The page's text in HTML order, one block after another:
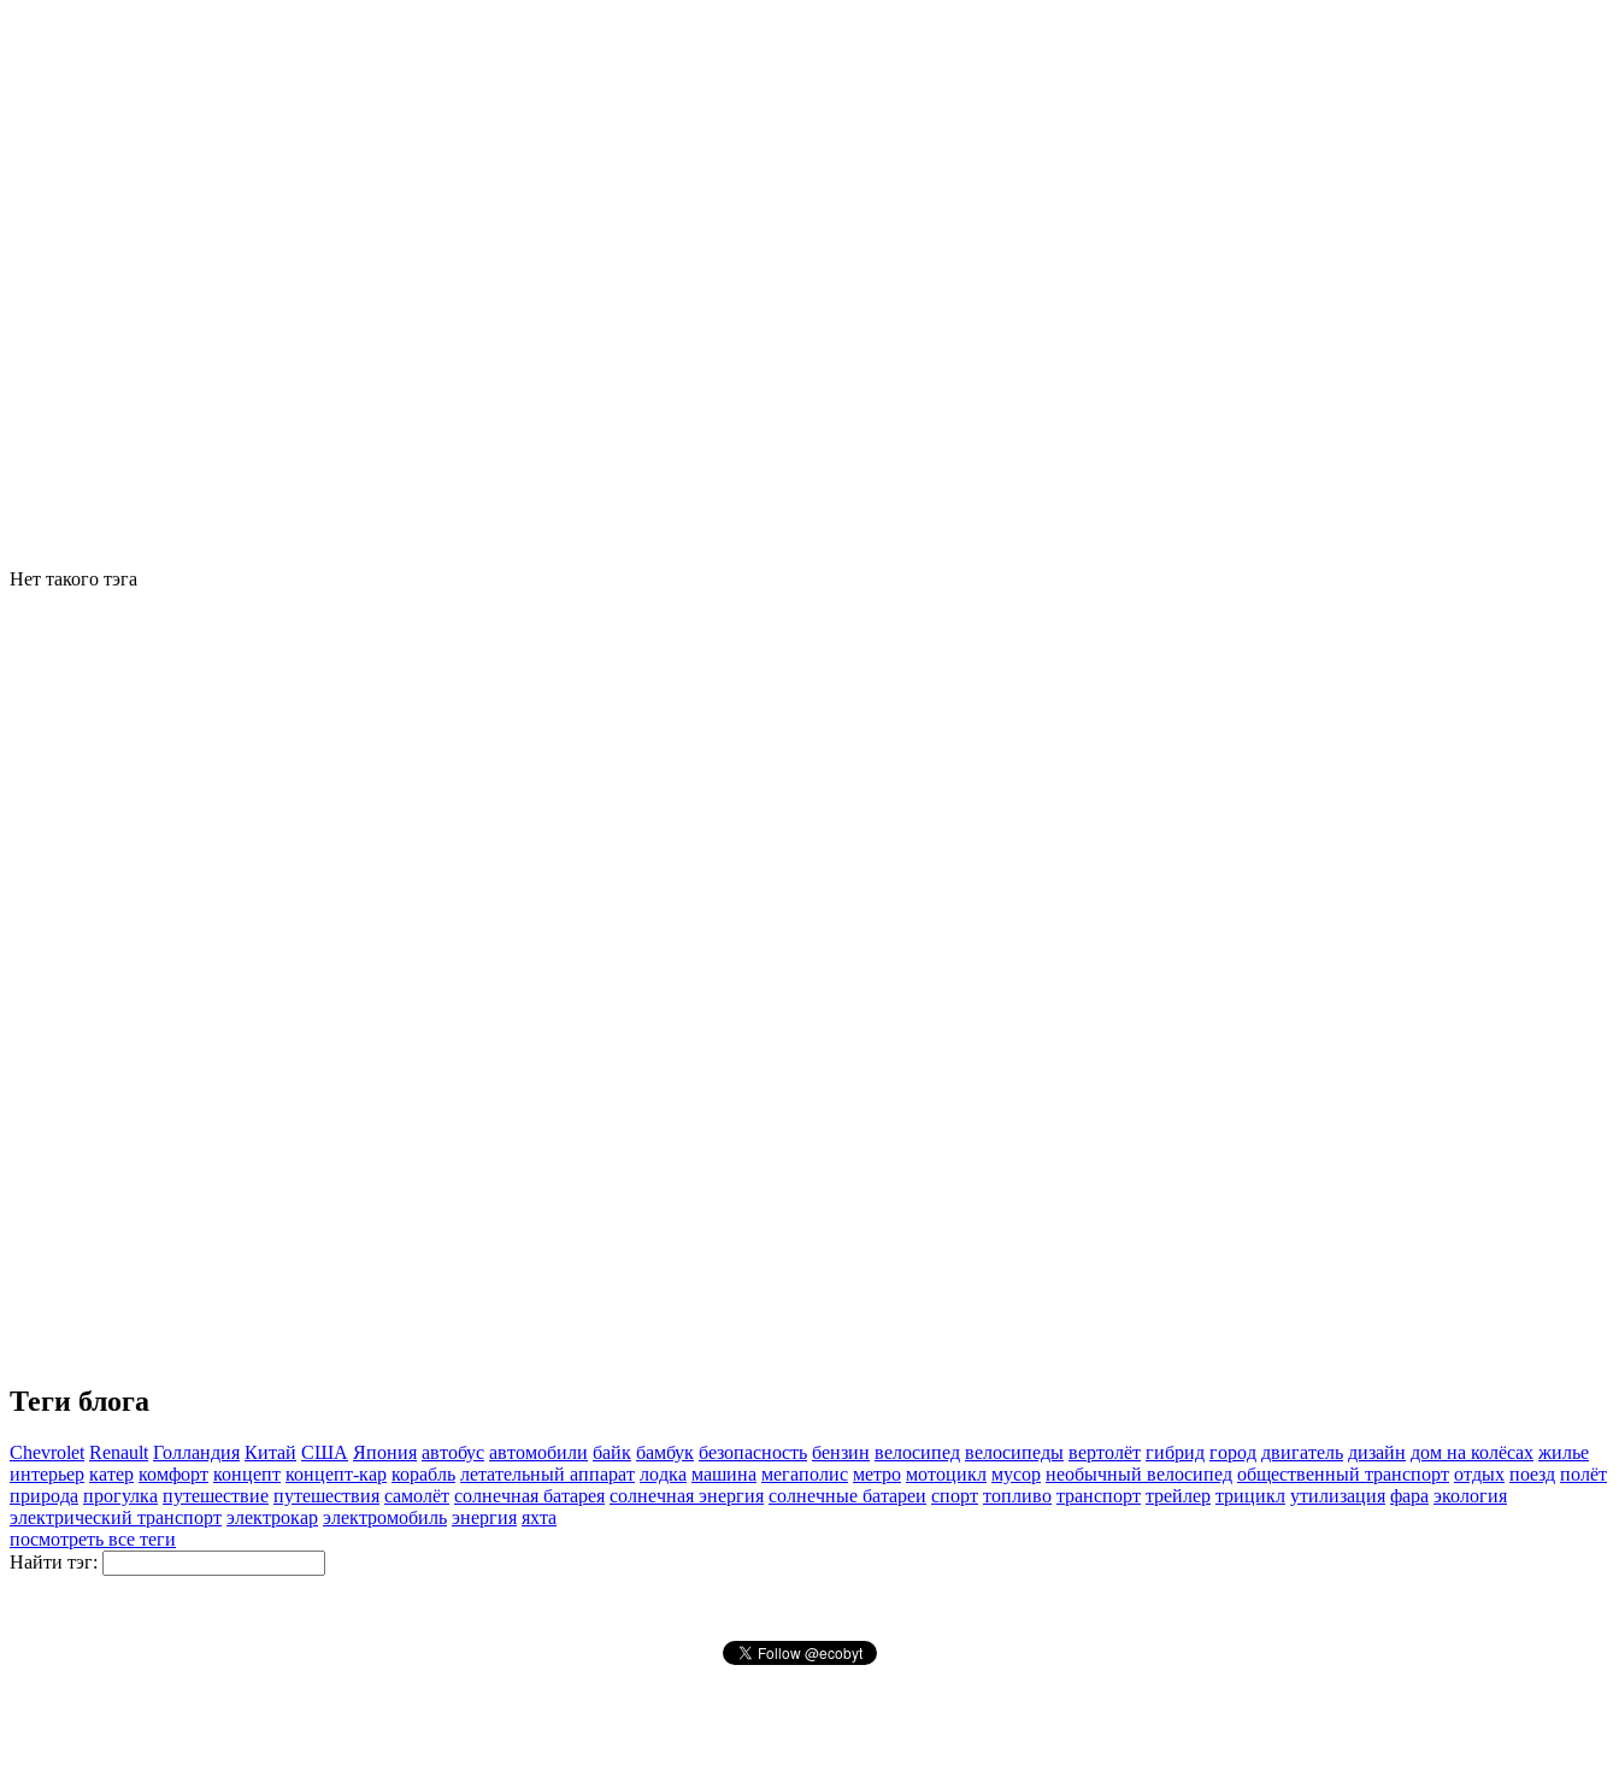
Нет такого тэга
Теги блога
Chevrolet Renault Голландия Китай США Япония автобус автомобили байк бамбук безопасность бензин велосипед велосипеды вертолёт гибрид город двигатель дизайн дом на колёсах жилье
интерьер катер комфорт концепт концепт-кар корабль летательный аппарат лодка машина мегаполис метро мотоцикл мусор необычный велосипед общественный транспорт отдых поезд полёт
природа прогулка путешествие путешествия самолёт солнечная батарея солнечная энергия солнечные батареи спорт топливо транспорт трейлер трицикл утилизация фара экология
электрический транспорт электрокар электромобиль энергия яхта
посмотреть все теги
Найти тэг: